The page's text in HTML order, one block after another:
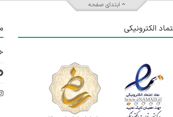
ابتدای صفحه
الکترونیکی